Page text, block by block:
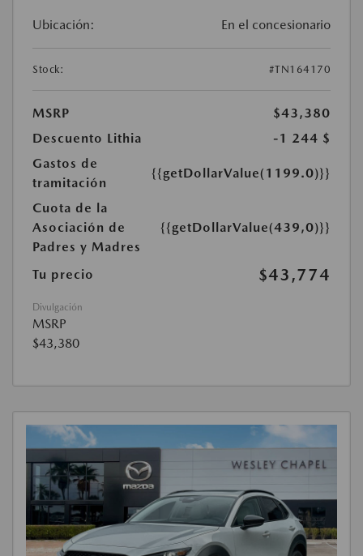
Ubicación: En el concesionario
Stock: #TN164170
MSRP
$43,380
Descuento Lithia
-1 244 $
Gastos de
tramitación
{{getDollarValue(1199.0)}}
Cuota de la
Asociación de
Padres y Madres
{{getDollarValue(439,0)}}
Tu precio $43,774
Divulgación
MSRP
$43,380